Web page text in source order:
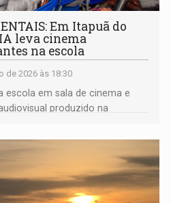
Em Itapuã do
leva cinema
na escola
de 2026 às 18:30
escola em sala de cinema e
produzido na